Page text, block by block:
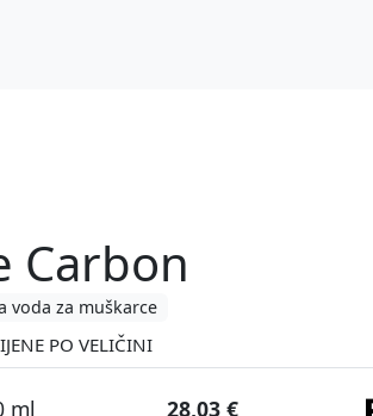
Carbon
voda za muškarce
PO VELIČINI
ml 28,03 €